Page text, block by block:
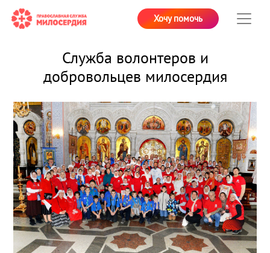
Хочу помочь
Служба волонтеров и
добровольцев милосердия